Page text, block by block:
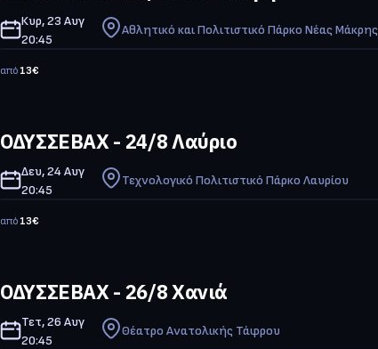
Κυρ, 23 Αυγ
20:45
Αθλητικό και Πολιτιστικό Πάρκο Νέας Μάκρης
από13€
ΟΔΥΣΣΕΒΑΧ - 24/8 Λαύριο
Δευ, 24 Αυγ
20:45
Τεχνολογικό Πολιτιστικό Πάρκο Λαυρίου
από13€
ΟΔΥΣΣΕΒΑΧ - 26/8 Χανιά
Τετ, 26 Αυγ
20:45
Θέατρο Ανατολικής Τάφρου